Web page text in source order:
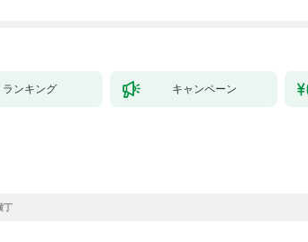
ランキング キャンペーン
丁